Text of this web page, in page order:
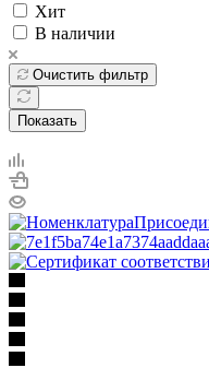
Хит
В наличии
Очистить фильтр
Показать